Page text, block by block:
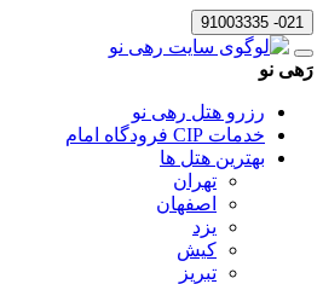
021- 91003335
رَهی نو
رزرو هتل رهی نو
خدمات CIP فرودگاه امام
بهترین هتل ها
تهران
اصفهان
یزد
کیش
تبریز